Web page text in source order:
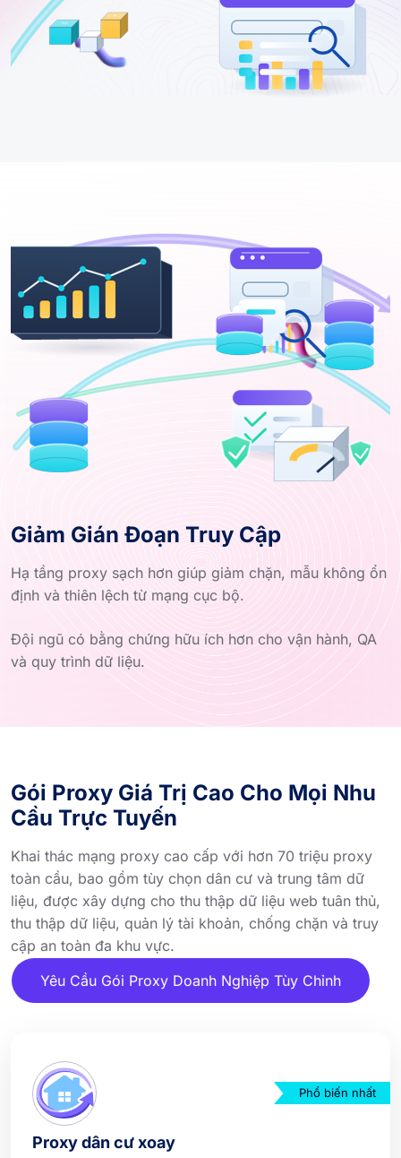
Giảm Gián Đoạn Truy Cập
Hạ tầng proxy sạch hơn giúp giảm chặn, mẫu không ổn
định và thiên lệch từ mạng cục bộ.
Đội ngũ có bằng chứng hữu ích hơn cho vận hành, QA
và quy trình dữ liệu.
Gói Proxy Giá Trị Cao Cho Mọi Nhu
Cầu Trực Tuyến
Khai thác mạng proxy cao cấp với hơn 70 triệu proxy
toàn cầu, bao gồm tùy chọn dân cư và trung tâm dữ
liệu, được xây dựng cho thu thập dữ liệu web tuân thủ,
thu thập dữ liệu, quản lý tài khoản, chống chặn và truy
cập an toàn đa khu vực.
Yêu Cầu Gói Proxy Doanh Nghiệp Tùy Chỉnh
Phổ biến nhất
Proxy dân cư xoay